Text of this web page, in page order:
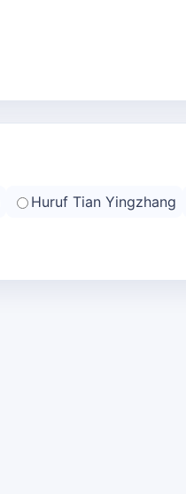
Huruf Tian Yingzhang